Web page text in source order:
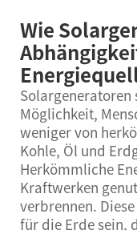
Wie
Möglichkeit,
weniger von
Kohle, Öl und
Herkömmliche
Kraftwerken
verbrennen.
für die Erde sein,